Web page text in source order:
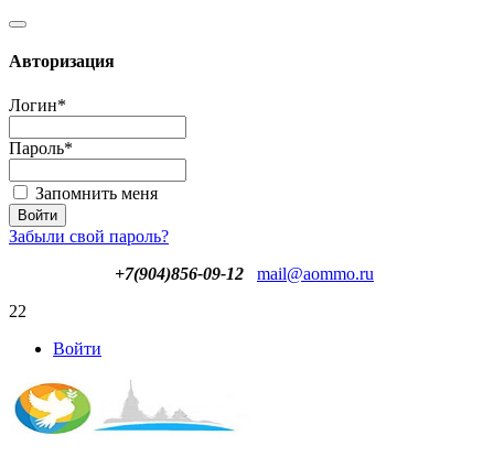
Авторизация
Логин*
Пароль*
Запомнить меня
Забыли свой пароль?
+7(904)856-09-12
mail@aommo.ru
22
Войти